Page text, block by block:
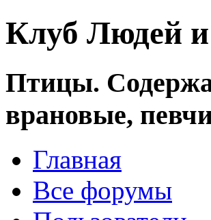
Клуб Людей
Птицы.
врановые,
Главная
Все форумы